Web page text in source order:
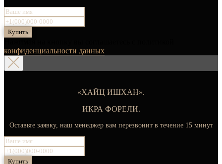
Купить
конфиденциальности данных
«ХАЙЦ ИШХАН».
ИКРА ФОРЕЛИ.
Оставьте заявку, наш менеджер вам перезвонит в течение 15 минут
Купить